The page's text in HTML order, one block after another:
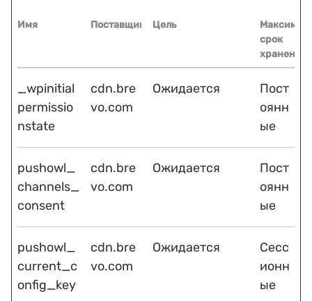
Имя Поставщик Цель
срок
хранения
_wpinitial
permissio
nstate
cdn.bre
vo.com
Ожидается
Пост
оянн
ые
pushowl_
channels_
consent
cdn.bre
vo.com
Ожидается
Пост
оянн
ые
pushowl_
current_c
onfig_key
cdn.bre
vo.com
Ожидается
Сесс
ионн
ые